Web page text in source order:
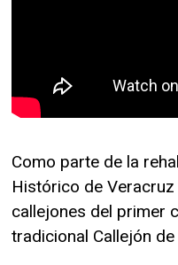
Como parte de la
Histórico de
callejones del primer
tradicional Callejón de